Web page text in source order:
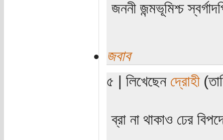
জননী জন্মভূমিশ্চ
জবাব
৫ | লিখেছেন দ্রোহী
ব্রা না থাকাও ঢের